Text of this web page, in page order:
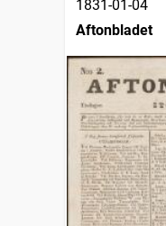
1831-01-04
Aftonbladet